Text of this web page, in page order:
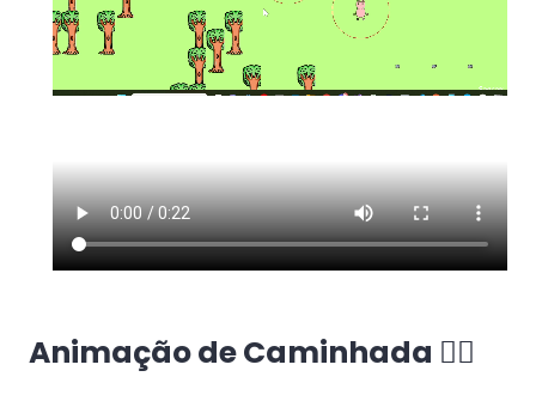
Animação de Caminhada 🚶‍♂️